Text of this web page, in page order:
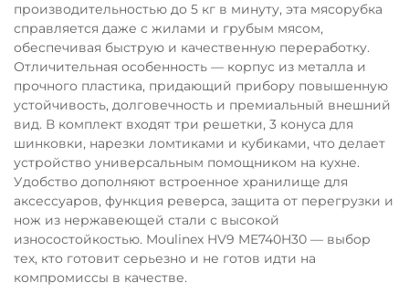
производительностью до 5 кг в минуту, эта мясорубка
справляется даже с жилами и грубым мясом,
обеспечивая быструю и качественную переработку.
Отличительная особенность — корпус из металла и
прочного пластика, придающий прибору повышенную
устойчивость, долговечность и премиальный внешний
вид. В комплект входят три решетки, 3 конуса для
шинковки, нарезки ломтиками и кубиками, что делает
устройство универсальным помощником на кухне.
Удобство дополняют встроенное хранилище для
аксессуаров, функция реверса, защита от перегрузки и
нож из нержавеющей стали с высокой
износостойкостью. Moulinex HV9 ME740H30 — выбор
тех, кто готовит серьезно и не готов идти на
компромиссы в качестве.
Подробнее
об оплате Плайтом
25
раз в 2 недели
Остались вопросы?
8 800 302-02-51
plait.ru